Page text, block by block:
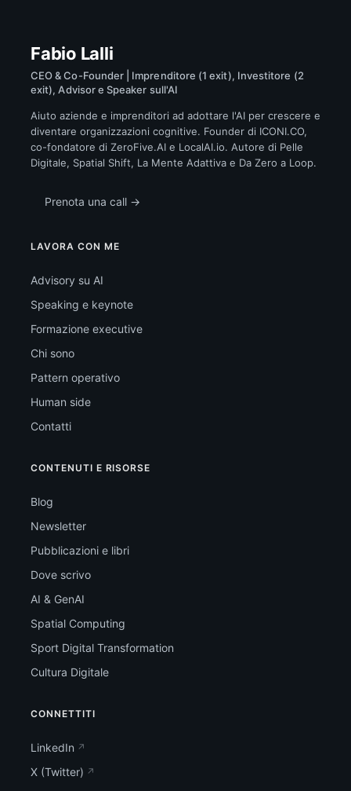
Fabio Lalli
CEO & Co-Founder | Imprenditore (1 exit), Investitore (2
exit), Advisor e Speaker sull'AI
Aiuto aziende e imprenditori ad adottare l'AI per crescere e
diventare organizzazioni cognitive. Founder di ICONI.CO,
co-fondatore di ZeroFive.AI e LocalAI.io. Autore di Pelle
Digitale, Spatial Shift, La Mente Adattiva e Da Zero a Loop.
Prenota una call →
LAVORA CON ME
Advisory su AI
Speaking e keynote
Formazione executive
Chi sono
Pattern operativo
Human side
Contatti
CONTENUTI E RISORSE
Blog
Newsletter
Pubblicazioni e libri
Dove scrivo
AI & GenAI
Spatial Computing
Sport Digital Transformation
Cultura Digitale
CONNETTITI
LinkedIn
X (Twitter)